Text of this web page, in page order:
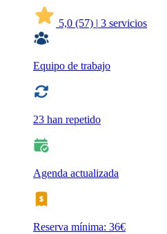
5,0 (57) | 3 servicios
Equipo de trabajo
23 han repetido
Agenda actualizada
Reserva mínima: 36€